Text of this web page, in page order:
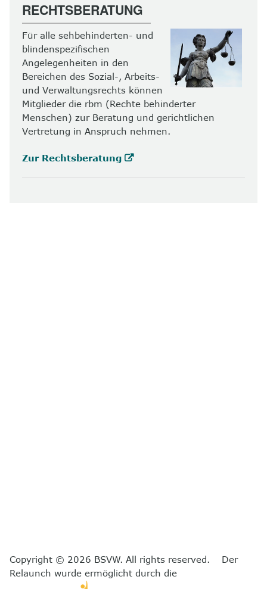
RECHTSBERATUNG
Für alle sehbehinderten- und
blindenspezifischen
Angelegenheiten in den
Bereichen des Sozial-, Arbeits-
und Verwaltungsrechts können
Mitglieder die rbm (Rechte behinderter
Menschen) zur Beratung und gerichtlichen
Vertretung in Anspruch nehmen.
Zur Rechtsberatung
Copyright © 2026 BSVW. All rights reserved. Der
Relaunch wurde ermöglicht durch die